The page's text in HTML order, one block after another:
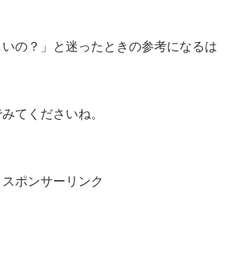
いの？」と迷ったときの参考になるは
てくださいね。
スポンサーリンク